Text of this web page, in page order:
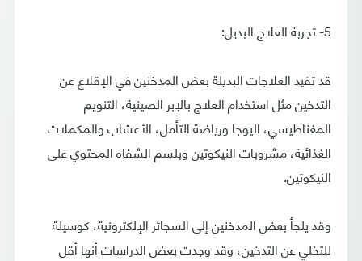
5- تجربة العلاج البديل:
قد تفيد العلاجات البديلة بعض المدخنين في الإقلاع عن
التدخين مثل استخدام العلاج بالإبر الصينية، التنويم
المغناطيسي، اليوجا ورياضة التأمل، الأعشاب والمكملات
الغذائية، مشروبات النيكوتين وبلسم الشفاه المحتوي على
النيكوتين.
وقد يلجأ بعض المدخنين إلى السجائر الإلكترونية، كوسيلة
للتخلي عن التدخين، وقد وجدت بعض الدراسات أنها أقل